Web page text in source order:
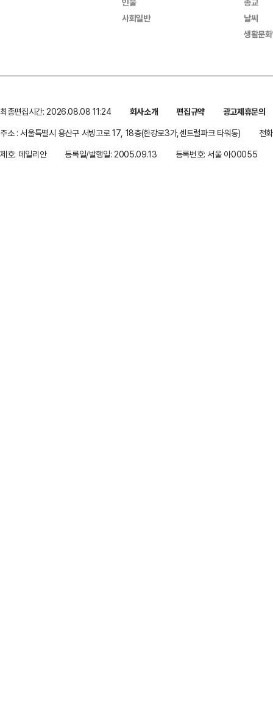
사회일반
날씨
생활문
최종편집시간: 2026.08.08 11:24 회사소개 편집규약
광고제휴문의
주소 : 서울특별시 용산구 서빙고로 17, 18층(한강로3가,센트럴파크 타워동)
전
제호: 데일리안
등록일/발행일: 2005.09.13 등록번호: 서울 아00055